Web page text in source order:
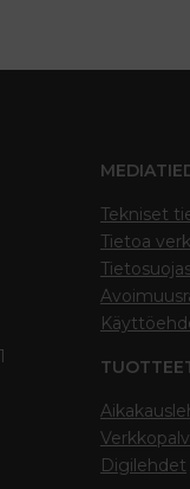
Tekniset
Tietoa
Digilehdet